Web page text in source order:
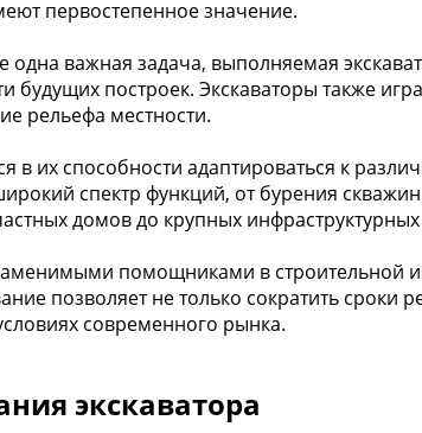
первостепенное значение.
важная задача, выполняемая
будущих построек. Экскаваторы также
рельефа местности.
в их способности адаптироваться к
спектр функций, от бурения
домов до крупных
помощниками в строительной
позволяет не только сократить сроки
современного рынка.
экскаватора